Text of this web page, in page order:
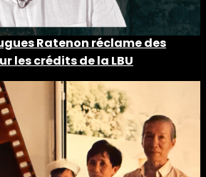
Ratenon réclame des
les crédits de la LBU